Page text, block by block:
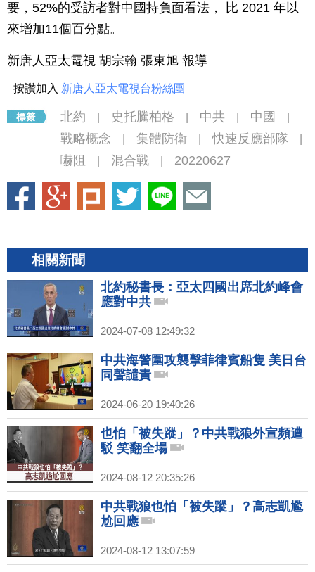
要，52%的受訪者對中國持負面看法， 比 2021 年以
來增加11個百分點。
新唐人亞太電視 胡宗翰 張東旭 報導
按讚加入 新唐人亞太電視台粉絲團
北約 史托騰柏格 中共 中國
戰略概念 集體防衛 快速反應部隊
嚇阻 混合戰 20220627
相關新聞
北約秘書長：亞太四國出席北約峰會
應對中共
2024-07-08 12:49:32
中共海警圍攻襲擊菲律賓船隻 美日台
同聲譴責
2024-06-20 19:40:26
也怕「被失蹤」？中共戰狼外宣頻遭
駁 笑翻全場
2024-08-12 20:35:26
中共戰狼也怕「被失蹤」？高志凱尷
尬回應
2024-08-12 13:07:59